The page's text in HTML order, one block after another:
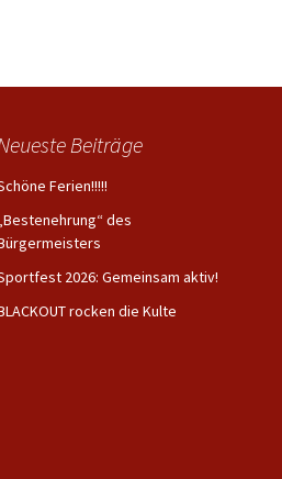
Beiträge
Ferien!!!!!
des
2026: Gemeinsam aktiv!
rocken die Kulte